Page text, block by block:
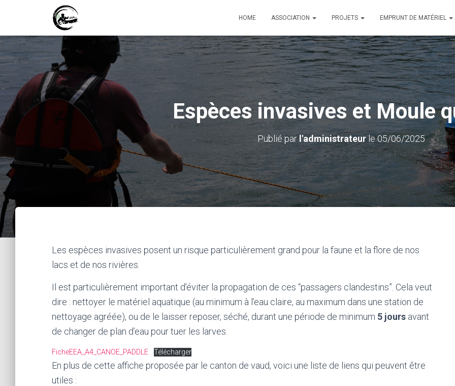
HOME ASSOCIATION PROJETS EMPRUNT DE MATÉRIEL
Espèces invasives et Moule
Publié par l'administrateurle05/06/2025
Les espèces invasives posent un risque particulièrement grand pour la faune et la flore de nos
lacs et de nos rivières.
Il est particulièrement important d’éviter la propagation de ces “passagers clandestins”. Cela veut
dire : nettoyer le matériel aquatique (au minimum à l’eau claire, au maximum dans une station de
nettoyage agréée), ou de le laisser reposer, séché, durant une période de minimum 5 jours avant
de changer de plan d’eau pour tuer les larves.
FicheEEA_A4_CANOE_PADDLE Télécharger
En plus de cette affiche proposée par le canton de vaud, voici une liste de liens qui peuvent être
utiles :